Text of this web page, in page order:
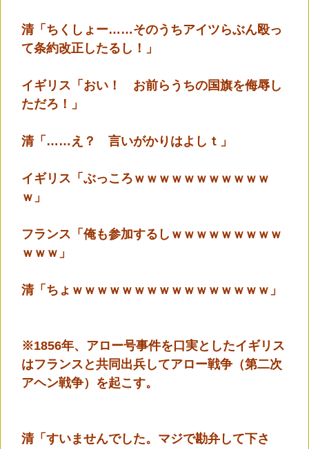
清「ちくしょー……そのうちアイツらぶん殴っ
て条約改正したるし！」
イギリス「おい！ お前らうちの国旗を侮辱し
ただろ！」
清「……え？ 言いがかりはよしｔ」
イギリス「ぶっころｗｗｗｗｗｗｗｗｗｗｗ
ｗ」
フランス「俺も参加するしｗｗｗｗｗｗｗｗｗ
ｗｗｗ」
清「ちょｗｗｗｗｗｗｗｗｗｗｗｗｗｗｗｗ」
※1856年、アロー号事件を口実としたイギリス
はフランスと共同出兵してアロー戦争（第二次
アヘン戦争）を起こす。
清「すいませんでした。マジで勘弁して下さ